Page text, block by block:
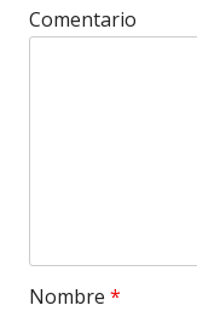
Comentario
Nombre *